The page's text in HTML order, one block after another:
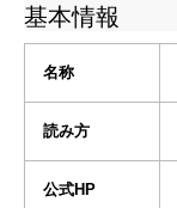
基本情報
名称
読み方
公式HP